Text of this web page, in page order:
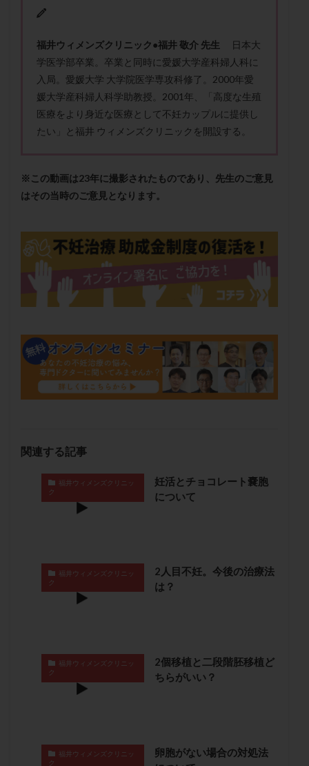
福井ウ ィ メ ンズク リ ニ ッ ク●福井敬介 先生
日本大
学医学部卒業。卒業と同時に愛媛大学産科婦人科に
入局。愛媛大学 大学院医学専攻科修了。2000年愛
媛大学産科婦人科学助教授。2001年、「高度な生殖
医療をより身近な医療として不妊カップルに提供し
たい」と福井 ウィメンズクリニックを開設する。
※この動画は23年に撮影されたものであり、先生のご意見
はその当時のご意見となります。
関連する記事
福井ウィメンズクリニッ
ク
妊活とチョコレート嚢胞
について
福井ウィメンズクリニッ
ク
2人目不妊。今後の治療法
は？
福井ウィメンズクリニッ
ク
2個移植と二段階胚移植ど
ちらがいい？
福井ウィメンズクリニッ
ク
卵胞がない場合の対処法
不育症検査
乳酸菌
二人目不妊 二人目妊活
二段階胚移植
亜急性甲状腺炎
亜鉛 人工授精
低AMH
低グレード胚
低体重 低刺激
低年齢
低温期
体づくり 体外受精
体質改善
体重増加
体重管理 体験談
保険診療
先天性甲状腺機能低下症
先進医療
免疫異常
内膜スクラッチ
再発率
凍結胚盤胞
凍結胚移植
凍結胚移植移植
出産リスク
出産後
分割胚凍結
初期胚 初期胚凍結
初期胚移植
初診
刺激方法
刺激法
卵の数
卵の質 卵の輸送
卵子
卵子の老化
卵子の質 卵子凍結
卵子提供
卵巣
卵巣の吊り上げ
卵巣嚢腫
卵管切除
卵管閉塞
卵胞 卵質 原因不明
双子
変性卵
多嚢胞性卵巣症候群
多核受精
多精子授精
夫婦生活 奇形率
妊活クイズ
妊活デビュー
妊活再開
婦人科疾患
子宮内フローラ
子宮内細菌叢検査
子宮卵管造影検査
子宮収縮 子宮外妊娠